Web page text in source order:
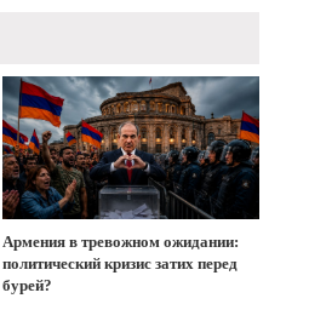
Армения в тревожном ожидании:
политический кризис затих перед
бурей?